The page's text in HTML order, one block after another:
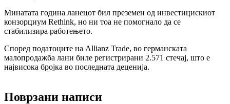
Минатата година ланецот бил преземен од инвестицискиот
конзорциум Rethink, но ни тоа не помогнало да се
стабилизира работењето.
Според податоците на Allianz Trade, во германската
малопродажба лани биле регистрирани 2.571 стечај, што е
највисока бројка во последната деценија.
Поврзани написи